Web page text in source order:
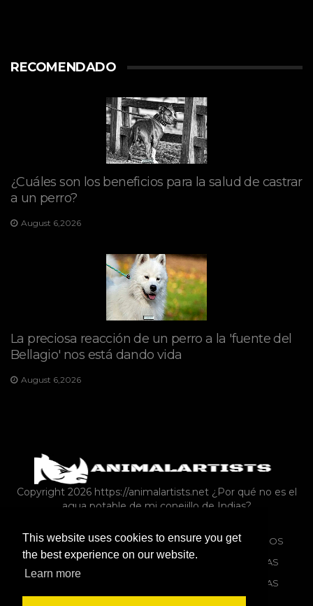
This website uses cookies to ensure you get
the best experience on our website.
Learn more
RECOMENDADO
¿Cuáles son los beneficios para la salud de castrar
a un perro?
August 6,2026
La preciosa reacción de un perro a la 'fuente del
Bellagio' nos está dando vida
August 6,2026
Copyright 2026 https://animalartists.net ¿Por qué no es el
agua potable de mi conejillo de Indias?
FAUNA SILVESTRE CONEJOS
REPTILES Y ANFIBIOS
PERROS
ANIMALES DE GRANJA COMO MASCOTAS
MASCOTAS EXOTICAS